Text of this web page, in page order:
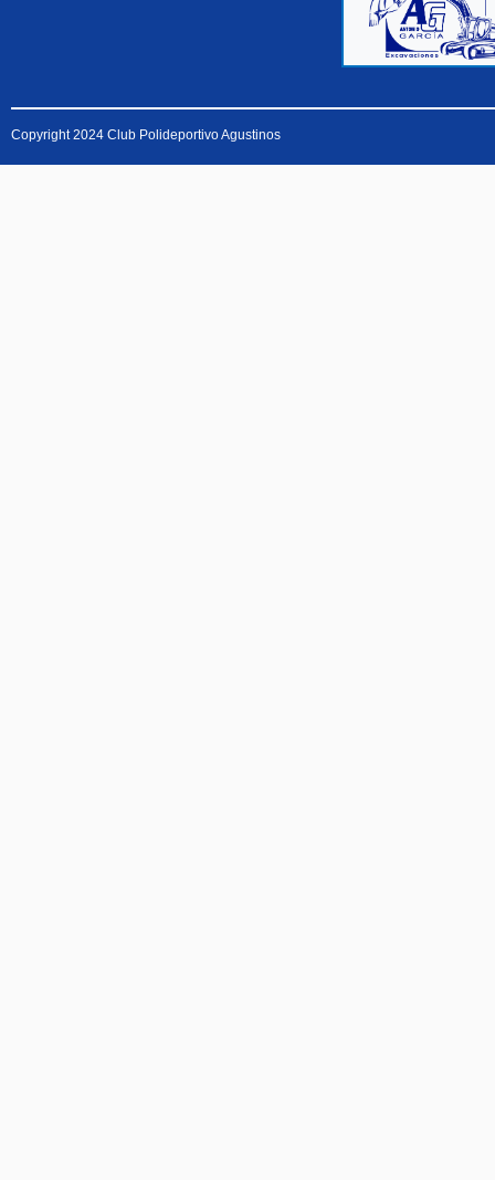
Copyright 2024 Club Polideportivo Agustinos